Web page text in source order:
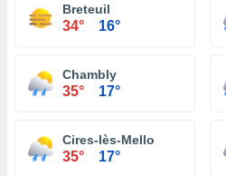
Breteuil
34° 16°
Chambly
35° 17°
Cires-lès-Mello
35° 17°